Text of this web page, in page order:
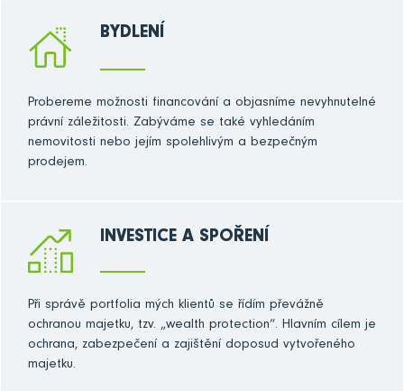
BYDLENÍ
Probereme možnosti financování a objasníme nevyhnutelné
právní záležitosti. Zabýváme se také vyhledáním
nemovitosti nebo jejím spolehlivým a bezpečným
prodejem.
INVESTICE A SPOŘENÍ
Při správě portfolia mých klientů se řídím převážně
ochranou majetku, tzv. „wealth protection“. Hlavním cílem je
ochrana, zabezpečení a zajištění doposud vytvořeného
majetku.